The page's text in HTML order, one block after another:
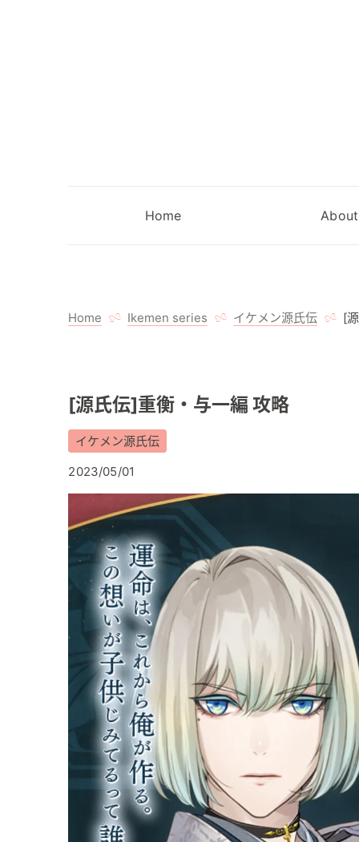
Home About
Home Ikemen series イケメン源氏伝 [
[源氏伝]重衡・与一編 攻略
イケメン源氏伝
2023/05/01